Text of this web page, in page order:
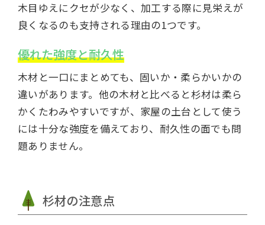
木目ゆえにクセが少なく、加工する際に見栄えが
良くなるのも支持される理由の1つです。
優れた強度と耐久性
木材と一口にまとめても、固いか・柔らかいかの
違いがあります。他の木材と比べると杉材は柔ら
かくたわみやすいですが、家屋の土台として使う
には十分な強度を備えており、耐久性の面でも問
題ありません。
杉材の注意点